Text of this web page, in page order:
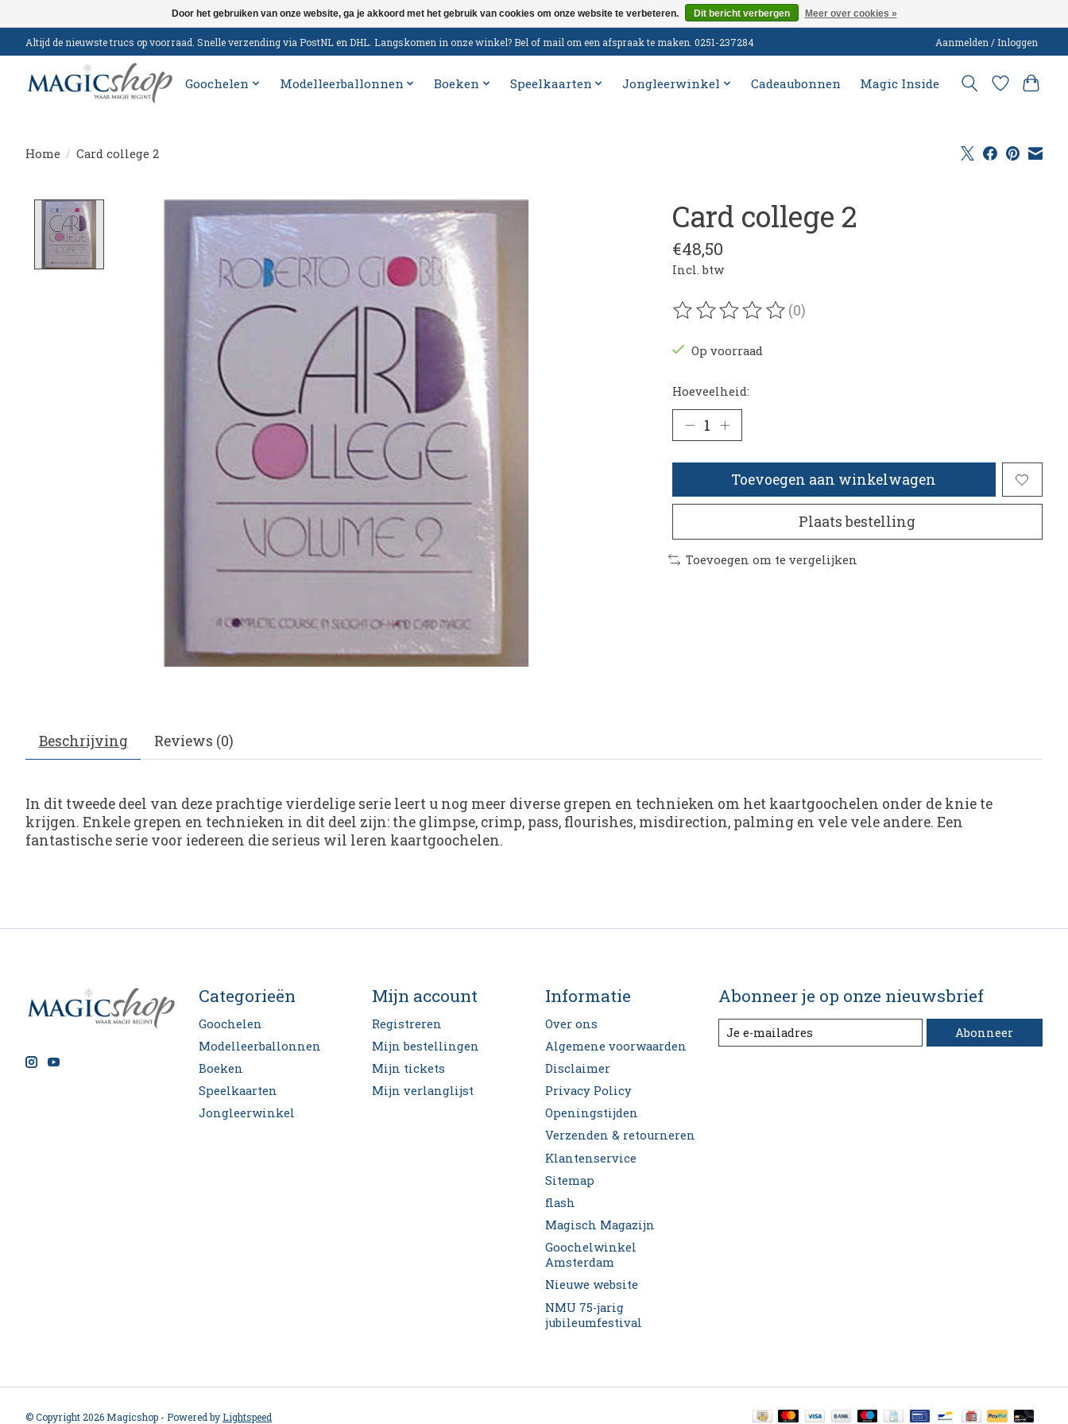
Altijd de nieuwste trucs op voorraad. Snelle verzending via PostNL en DHL. Langskomen in onze winkel? Bel of mail om een afspraak te maken. 0251-237284 Aanmelden / Inloggen
Goochelen Modelleerballonnen Boeken Speelkaarten Jongleerwinkel Cadeaubonnen Magic Inside
Home / Card college 2
Card college 2
€48,50
Incl. btw
De beoordeling van dit product is
(0)
Op voorraad
Hoeveelheid:
Toevoegen aan winkelwagen
Plaats bestelling
Toevoegen om te vergelijken
Beschrijving Reviews (0)
In dit tweede deel van deze prachtige vierdelige serie leert u nog meer diverse grepen en technieken om het kaartgoochelen onder de knie te
krijgen. Enkele grepen en technieken in dit deel zijn: the glimpse, crimp, pass, flourishes, misdirection, palming en vele vele andere. Een
fantastische serie voor iedereen die serieus wil leren kaartgoochelen.
Categorieën
Goochelen
Modelleerballonnen
Boeken
Speelkaarten
Jongleerwinkel
Mijn account
Registreren
Mijn bestellingen
Mijn tickets
Mijn verlanglijst
Informatie
Over ons
Algemene voorwaarden
Disclaimer
Privacy Policy
Openingstijden
Verzenden & retourneren
Klantenservice
Sitemap
flash
Magisch Magazijn
Goochelwinkel
Amsterdam
Nieuwe website
NMU 75-jarig
jubileumfestival
Abonneer je op onze nieuwsbrief
Abonneer
© Copyright 2026 Magicshop - Powered byLightspeed
Door het gebruiken van onze website, ga je akkoord met het gebruik van cookies om onze website te verbeteren. Dit bericht verbergen Meer over cookies »